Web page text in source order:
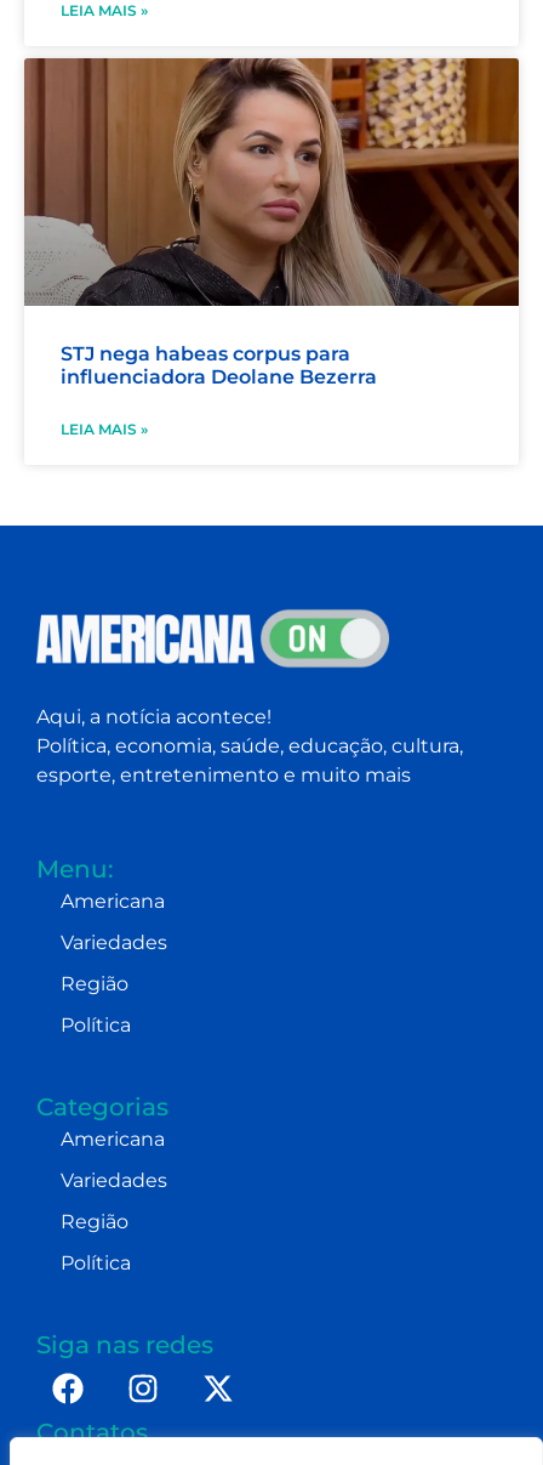
LEIA MAIS »
STJ nega habeas corpus para
influenciadora Deolane Bezerra
LEIA MAIS »
Aqui, a notícia acontece!
Política, economia, saúde, educação, cultura,
esporte, entretenimento e muito mais
Menu:
Americana
Variedades
Região
Política
Categorias
Americana
Variedades
Região
Política
Siga nas redes
Contatos